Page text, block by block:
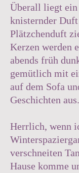
Überall liegt
knisternder
Plätzchenduft
Kerzen werden
abends früh
gemütlich mit
auf dem Sofa
Geschichten aus.
Herrlich, wenn
verschneiten
Hause komme